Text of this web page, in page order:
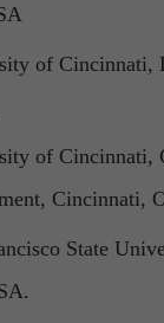
of Cincinnati,
of Cincinnati,
Cincinnati,
State